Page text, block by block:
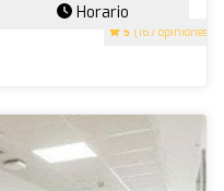
5 (167 opiniones)
Horario